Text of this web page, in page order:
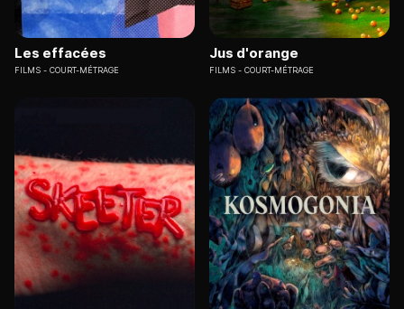
Les effacées
FILMS COURT-MÉTRAGE
Jus d'orange
FILMS COURT-MÉTRAGE